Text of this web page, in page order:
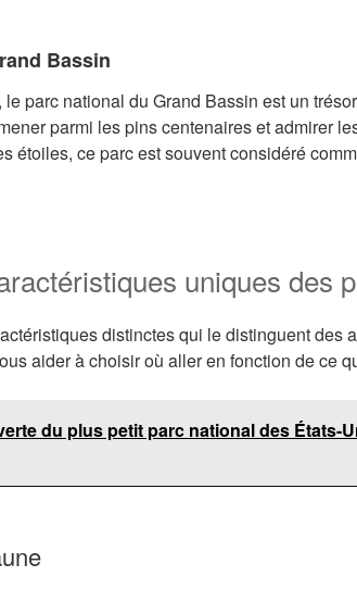
Bassin
parc national du Grand Bassin est un
parmi les pins centenaires et admirer
étoiles, ce parc est souvent considéré
uniques des
distinctes qui le distinguent des
aider à choisir où aller en fonction de ce
du plus petit parc national des États-